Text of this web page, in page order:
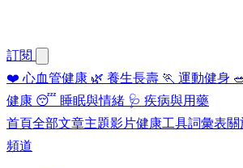
訂閱
❤️ 心血管健康 🌿 養生長壽 🏃 運動健身
健康 😴 睡眠與情緒 🩺 疾病與用藥
首頁全部文章主題影片健康工具詞彙表關
頻道